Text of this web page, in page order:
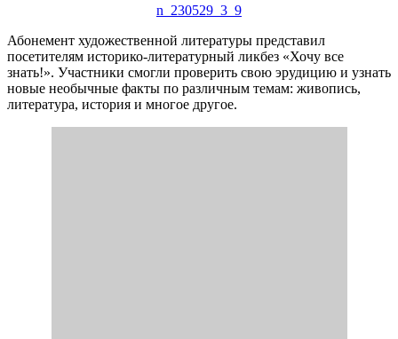
n_230529_3_9
Абонемент художественной литературы представил
посетителям историко-литературный ликбез «Хочу все
знать!». Участники смогли проверить свою эрудицию и узнать
новые необычные факты по различным темам: живопись,
литература, история и многое другое.